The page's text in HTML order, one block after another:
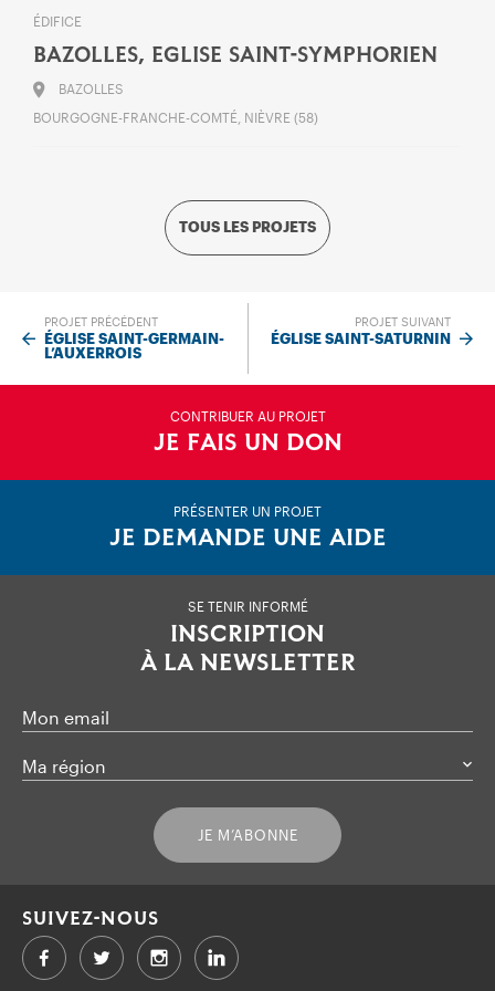
TOUS LES PROJETS
ÉDIFICE
BAZOLLES, EGLISE SAINT-SYMPHORIEN
BAZOLLES
BOURGOGNE-FRANCHE-COMTÉ, NIÈVRE (58)
PROJET PRÉCÉDENT
ÉGLISE SAINT-GERMAIN-
L’AUXERROIS
PROJET SUIVANT
ÉGLISE SAINT-SATURNIN
CONTRIBUER AU PROJET
JE FAIS UN DON
PRÉSENTER UN PROJET
JE DEMANDE UNE AIDE
SE TENIR INFORMÉ
INSCRIPTION
À LA NEWSLETTER
Mon email
Ma région
JE M’ABONNE
SUIVEZ-NOUS
FacebookTwitter LinkedIn